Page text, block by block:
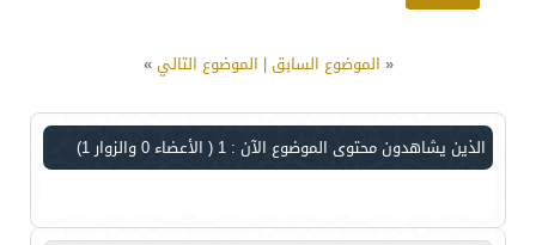
« الموضوع السابق| الموضوع التالي»
الذين يشاهدون محتوى الموضوع الآن : 1 ( الأعضاء 0 والزوار 1)